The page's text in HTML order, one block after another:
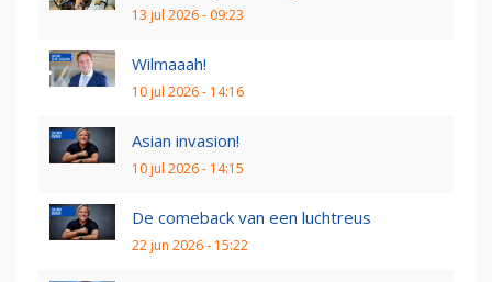
13 jul 2026 - 09:23
Wilmaaah!
10 jul 2026 - 14:16
Asian invasion!
10 jul 2026 - 14:15
De comeback van een luchtreus
22 jun 2026 - 15:22